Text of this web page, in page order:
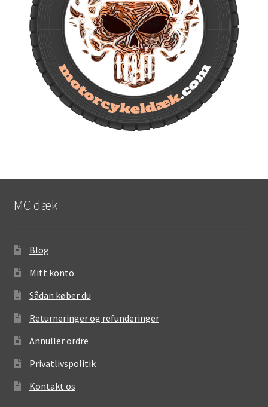
MC dæk
Blog
Mitt konto
Sådan køber du
Returneringer og refunderinger
Annuller ordre
Privatlivspolitik
Kontakt os